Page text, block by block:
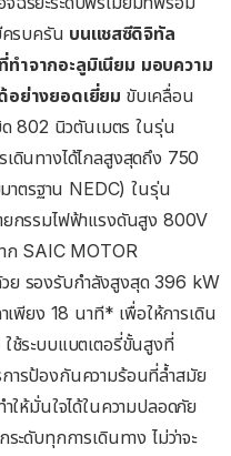
ครบครัน บนแชสซีดิจิทัล
ที่ทำจากอะลูมิเนียม มอบความ
อย่างยอดเยี่ยม ขับเคลื่อน
802 นิวตันเมตร ในรุ่น
ดินทางได้ไกลสูงสุดถึง 750
าตรฐาน NEDC) ในรุ่น
กรรมไฟฟ้าแรงดันสูง 800V
ก SAIC MOTOR
วย รองรับกำลังสูงสุด 396 kW
พียง 18 นาที* เพื่อให้การเดิน
ใช้ระบบแบตเตอรี่ขั้นสูงที่
รป้องกันความร้อนที่ล้ำสมัย
ให้มั่นใจได้ในความปลอดภัย
ะดับทุกการเดินทาง ไม่ว่าจะ